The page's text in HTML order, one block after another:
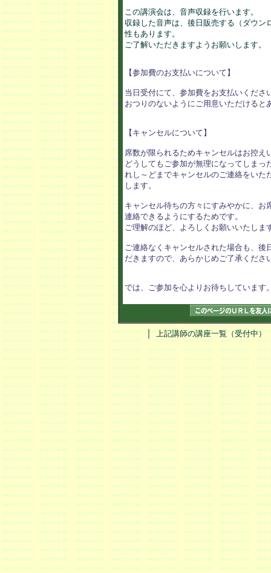
この講演会は、音声収録を行います。
収録した音声は、後日販売する（ダウン
性もあります。
ご了解いただきますようお願いします。
【参加費のお支払いについて】
当日受付にて、参加費をお支払いくださ
おつりのないようにご用意いただけると
【キャンセルについて】
席数が限られるためキャンセルはお控え
どうしてもご参加が無理になってしまっ
れし～どまでキャンセルのご連絡をいた
します。
キャンセル待ちの方々にすみやかに、お
連絡できるようにするためです。
ご理解のほど、よろしくお願いいたしま
ご連絡なくキャンセルされた場合も、後
だきますので、あらかじめご了承くださ
では、ご参加を心よりお待ちしています
｜上記講師の講座一覧（受付中）